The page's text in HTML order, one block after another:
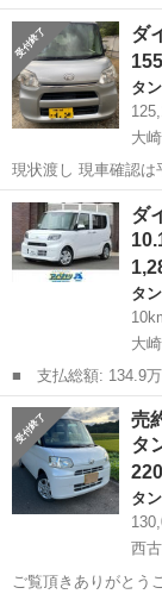
ります！ 平成23年式 色シルバーS28 距離99500キロ 2WDのCVT キー
レス 純正AUX付き
ド...
宮城 大崎市
ダ
タ
大
現状渡し 現車確認は平日の日中でお願いします 名義変更代は購入者さ
宮城 大崎市
ダ
タ
大
■ 支払総額: 134.9万円 ■ 車両本体価格： 1,289,000 円 ■ メーカ
ー名： ダイハツ
済未使用車 ■ 排
宮城 大崎市
売
タ
タ
西
ご覧頂きありがとう